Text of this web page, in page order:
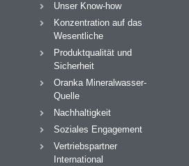
Unser Know-how
Konzentration auf das
Wesentliche
Produktqualität und
Sicherheit
Oranka Mineralwasser-
Quelle
Nachhaltigkeit
Soziales Engagement
Vertriebspartner
International